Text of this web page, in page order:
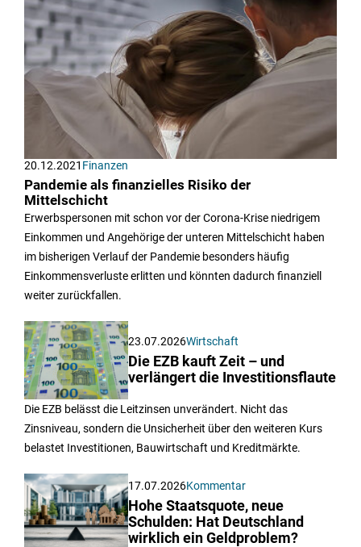
20.12.2021 Finanzen
Pandemie als finanzielles Risiko der
Mittelschicht
Erwerbspersonen mit schon vor der Corona-Krise niedrigem
Einkommen und Angehörige der unteren Mittelschicht haben
im bisherigen Verlauf der Pandemie besonders häufig
Einkommensverluste erlitten und könnten dadurch finanziell
weiter zurückfallen.
23.07.2026Wirtschaft
Die EZB kauft Zeit – und
verlängert die Investitionsflaute
Die EZB belässt die Leitzinsen unverändert. Nicht das
Zinsniveau, sondern die Unsicherheit über den weiteren Kurs
belastet Investitionen, Bauwirtschaft und Kreditmärkte.
17.07.2026Kommentar
Hohe Staatsquote, neue
Schulden: Hat Deutschland
wirklich ein Geldproblem?